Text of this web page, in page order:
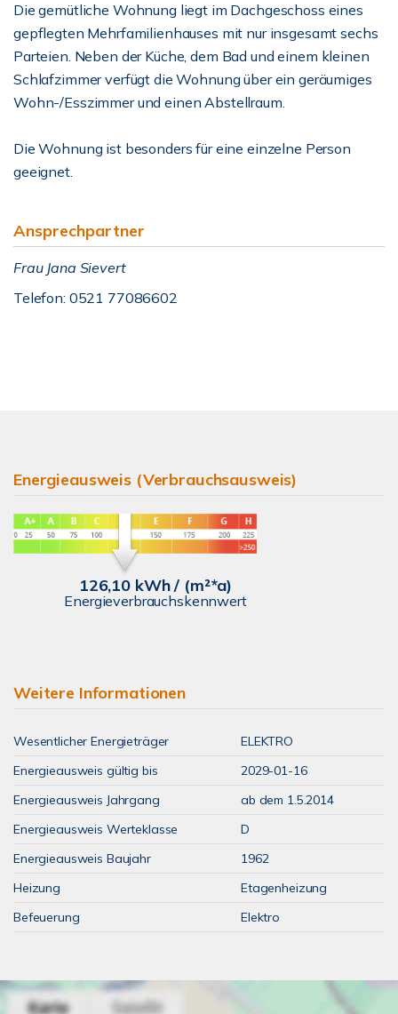
Die gemütliche Wohnung liegt im Dachgeschoss eines
gepflegten Mehrfamilienhauses mit nur insgesamt sechs
Parteien. Neben der Küche, dem Bad und einem kleinen
Schlafzimmer verfügt die Wohnung über ein geräumiges
Wohn-/Esszimmer und einen Abstellraum.
Die Wohnung ist besonders für eine einzelne Person
geeignet.
Ansprechpartner
Frau Jana Sievert
Telefon: 0521 77086602
Energieausweis (Verbrauchsausweis)
126,10 kWh / (m²*a)
Energieverbrauchskennwert
Weitere Informationen
Wesentlicher Energieträger
ELEKTRO
Energieausweis gültig bis
2029-01-16
Energieausweis Jahrgang
ab dem 1.5.2014
Energieausweis Werteklasse
D
Energieausweis Baujahr
1962
Heizung
Etagenheizung
Befeuerung
Elektro